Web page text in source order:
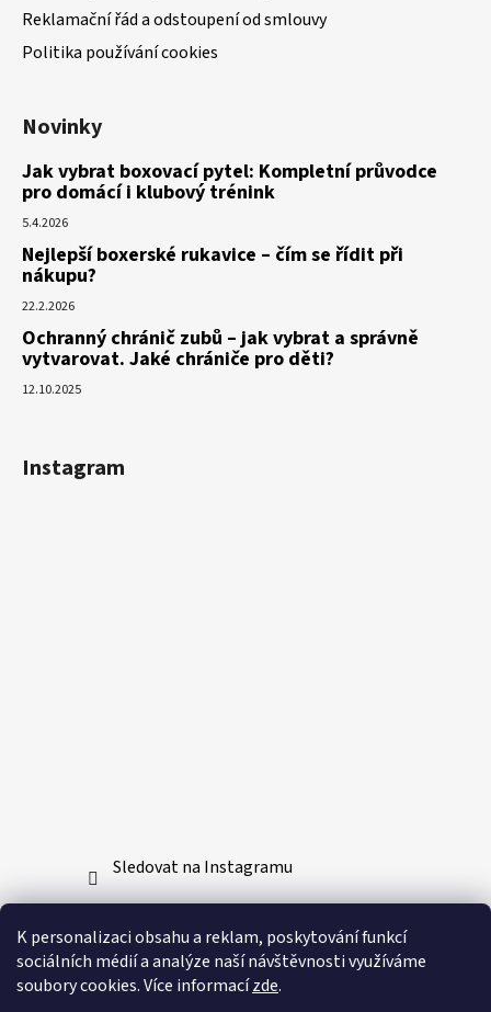
K personalizaci obsahu a reklam, poskytování funkcí
sociálních médií a analýze naší návštěvnosti využíváme
soubory cookies. Více informacízde.
Reklamační řád a odstoupení od smlouvy
Politika používání cookies
Novinky
Jak vybrat boxovací pytel: Kompletní průvodce
pro domácí i klubový trénink
5.4.2026
Nejlepší boxerské rukavice – čím se řídit při
nákupu?
22.2.2026
Ochranný chránič zubů – jak vybrat a správně
vytvarovat. Jaké chrániče pro děti?
12.10.2025
Instagram
Sledovat na Instagramu
Přijímáme online platby